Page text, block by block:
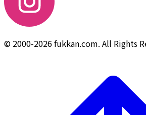
© 2000-2026 fukkan.com. All Rights